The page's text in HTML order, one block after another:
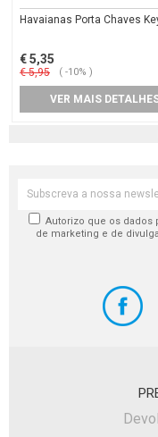
Havaianas Porta Chaves
€ 5,35
€ 5,95 ( -10% )
VER MAIS
Autorizo que os dados
de marketing e de